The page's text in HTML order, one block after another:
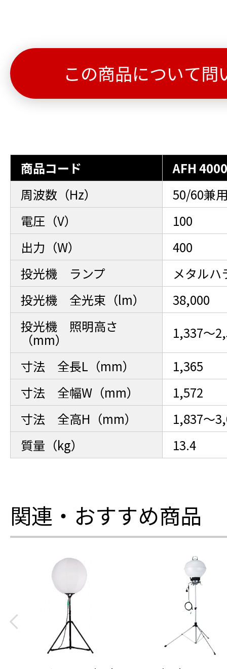
この商品について問
商品コード
AFH
周波数（Hz）
50/60兼
電圧（V）
100
出力（W）
400
投光機 ランプ
メタルハ
投光機 全光束（lm）
38,000
投光機 照明高さ
（mm）
1,337～
寸法 全長L（mm）
1,365
寸法 全幅W（mm）
1,572
寸法 全高H（mm）
1,837～
質量（kg）
13.4
関連・おすすめ商品